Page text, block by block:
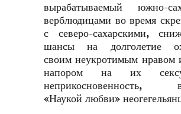
вырабатываемый южно-
верблюдицами во время
с северо-сахарскими,
шансы на долголетие
своим неукротимым нравом
напором на их
неприкосновенность,
«Наукой любви»